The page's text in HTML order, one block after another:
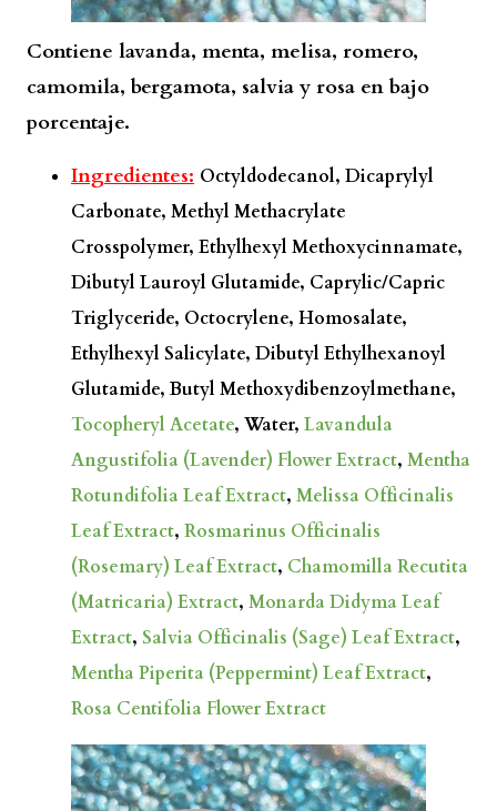
Contiene lavanda, menta, melisa, romero,
camomila, bergamota, salvia y rosa en bajo
porcentaje.
Ingredientes: Octyldodecanol, Dicaprylyl
Carbonate, Methyl Methacrylate
Crosspolymer, Ethylhexyl Methoxycinnamate,
Dibutyl Lauroyl Glutamide, Caprylic/Capric
Triglyceride, Octocrylene, Homosalate,
Ethylhexyl Salicylate, Dibutyl Ethylhexanoyl
Glutamide, Butyl Methoxydibenzoylmethane,
Tocopheryl Acetate, Water, Lavandula
Angustifolia (Lavender) Flower Extract, Mentha
Rotundifolia Leaf Extract, Melissa Officinalis
Leaf Extract, Rosmarinus Officinalis
(Rosemary) Leaf Extract, Chamomilla Recutita
(Matricaria) Extract, Monarda Didyma Leaf
Extract, Salvia Officinalis (Sage) Leaf Extract,
Mentha Piperita (Peppermint) Leaf Extract,
Rosa Centifolia Flower Extract